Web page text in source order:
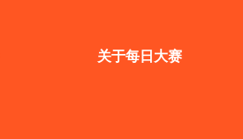
关于每日大赛